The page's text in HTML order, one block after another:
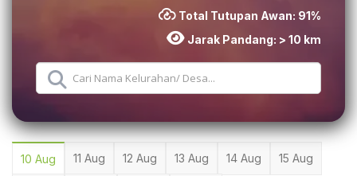
Total Tutupan Awan: 91%
Jarak Pandang: > 10 km
10 Aug 11 Aug 12 Aug 13 Aug 14 Aug 15 Aug